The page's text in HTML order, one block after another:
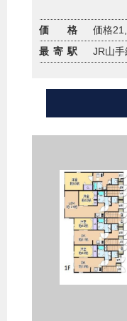
価 格
価格
最寄駅
JR山